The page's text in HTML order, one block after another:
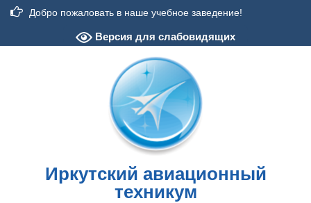
содержимому
Добро пожаловать в наше учебное заведение!
Версия для слабовидящих
Иркутский авиационный
техникум